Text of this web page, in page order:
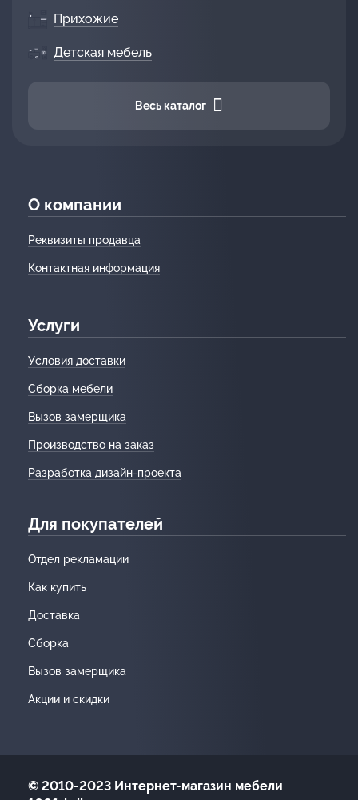
Прихожие
Детская мебель
Весь каталог
О компании
Реквизиты продавца
Контактная информация
Услуги
Условия доставки
Сборка мебели
Вызов замерщика
Производство на заказ
Разработка дизайн-проекта
Для покупателей
Отдел рекламации
Как купить
Доставка
Сборка
Вызов замерщика
Акции и скидки
© 2010-2023 Интернет-магазин мебели